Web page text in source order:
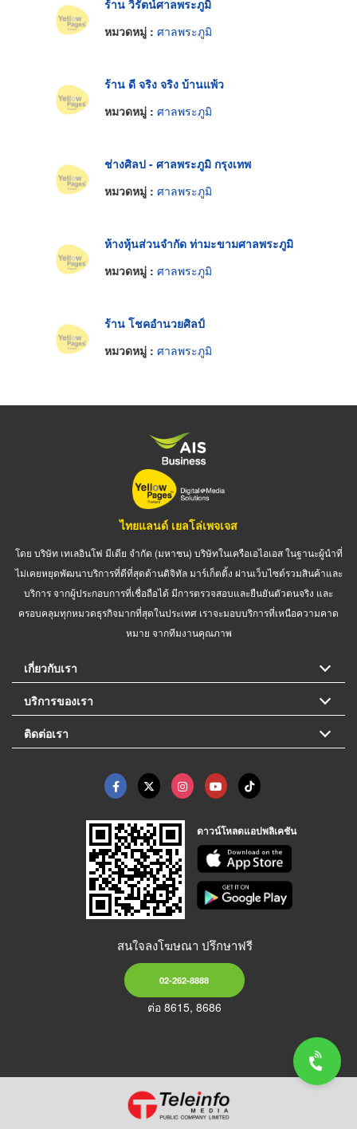
ร้าน วิรัตน์ศาลพระภูมิ
หมวดหมู่ : ศาลพระภูมิ
ร้าน ดี จริง จริง บ้านแพ้ว
หมวดหมู่ : ศาลพระภูมิ
ช่างศิลป - ศาลพระภูมิ กรุงเทพ
หมวดหมู่ : ศาลพระภูมิ
ห้างหุ้นส่วนจำกัด ท่ามะขามศาลพระภูมิ
หมวดหมู่ : ศาลพระภูมิ
ร้าน โชคอำนวยศิลป์
หมวดหมู่ : ศาลพระภูมิ
ไทยแลนด์ เยลโล่เพจเจส
โดย บริษัท เทเลอินโฟ มีเดีย จำกัด (มหาชน) บริษัทในเครือเอไอเอส ในฐานะผู้นำที่
ไม่เคยหยุดพัฒนาบริการที่ดีที่สุดด้านดิจิทัล มาร์เก็ตติ้ง ผ่านเว็บไซต์รวมสินค้าและ
บริการ จากผู้ประกอบการที่เชื่อถือได้ มีการตรวจสอบและยืนยันตัวตนจริง และ
ครอบคลุมทุกหมวดธุรกิจมากที่สุดในประเทศ เราจะมอบบริการที่เหนือความคาด
หมาย จากทีมงานคุณภาพ
เกี่ยวกับเรา
บริการของเรา
ติดต่อเรา
ดาวน์โหลดแอปพลิเคชัน
สนใจลงโฆษณา ปรึกษาฟรี
02-262-8888
ต่อ 8615, 8686